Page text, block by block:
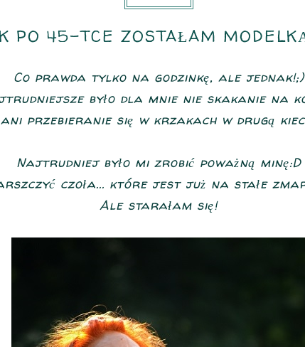
PO 45-TCE ZOSTAŁAM
Co prawda tylko na godzinkę, ale jednak!;)
było dla mnie nie skakanie na
ani przebieranie się w krzakach w drugą
Najtrudniej było mi zrobić poważną minę:D
czoła... które jest już na stałe
Ale starałam się!